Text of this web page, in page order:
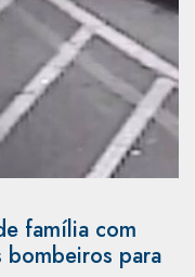
família com
bombeiros para